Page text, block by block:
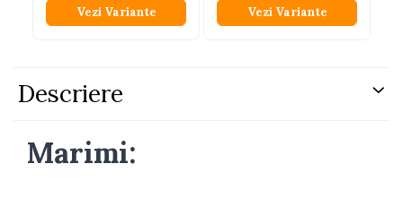
Vezi Variante Vezi Variante
Descriere
Marimi: